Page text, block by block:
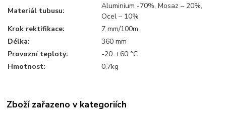
Materiál tubusu:
Aluminium -70%, Mosaz – 20%,
Ocel – 10%
Krok rektifikace:
7 mm/100m
Délka:
360 mm
Provozní teploty:
-20..+60 °C
Hmotnost:
0,7kg
Zboží zařazeno v kategoriích